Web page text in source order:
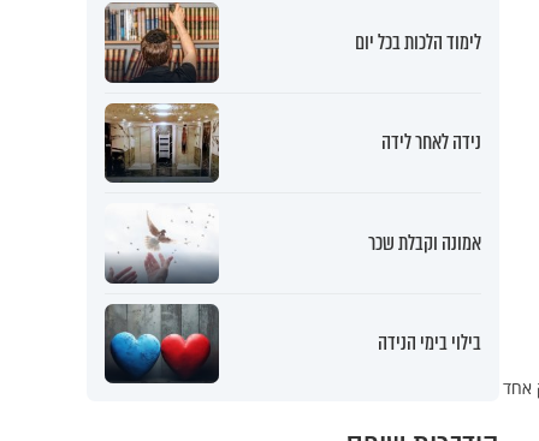
אחד
לימוד הלכות בכל יום
נידה לאחר לידה
אמונה וקבלת שכר
בילוי בימי הנידה